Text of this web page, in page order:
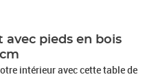
avec pieds en bois
intérieur avec cette table de